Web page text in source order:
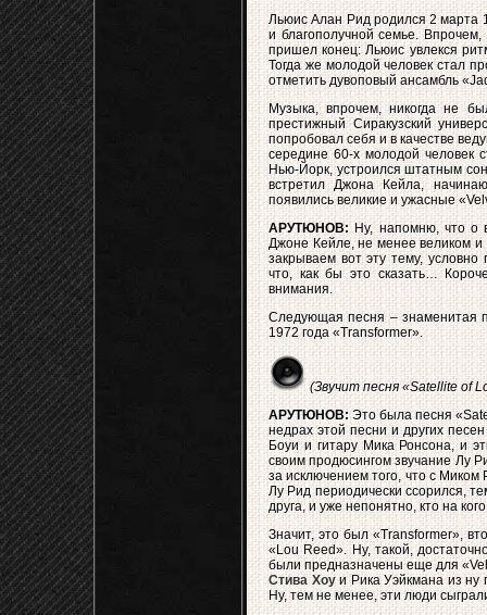
Льюис Алан Рид родился 2 марта
и благополучной семье. Впрочем,
пришел конец: Льюис увлекся
Тогда же молодой человек стал
отметить дувоповый ансамбль
Музыка, впрочем, никогда не
престижный Сиракузский
попробовал себя и в качестве
середине 60-х молодой человек
Нью-Йорк, устроился штатным
встретил Джона Кейла,
появились великие и ужасные
АРУТЮНОВ: Ну, напомню, что о
Джоне Кейле, не менее великом
закрываем вот эту тему,
что, как бы это сказать…
внимания.
Следующая песня – знаменитая
1972 года «Transformer».
(Звучит песня «Satellite of
АРУТЮНОВ:Это была песня
недрах этой песни и других
Боуи и гитару Мика Ронсона, и
своим продюсингом звучание Лу
за исключением того, что с
Лу Рид периодически ссорился,
друга, и уже непонятно, кто на
Значит, это был «Transformer»,
«Lou Reed». Ну, такой,
были предназначены еще для
Стива Хоуи Рика Уэйкмана из ну
Ну, тем не менее, эти люди